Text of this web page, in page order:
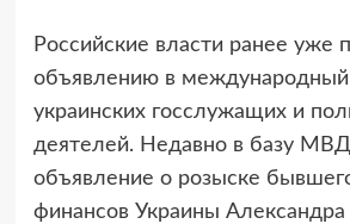
Российские власти ранее уже
объявлению в международный
украинских госслужащих и
деятелей. Недавно в базу
объявление о розыске
финансов Украины